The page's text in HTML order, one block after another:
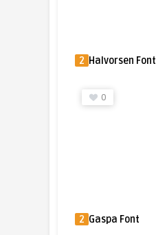
2 Halvorsen Font
0
2 Gaspa Font